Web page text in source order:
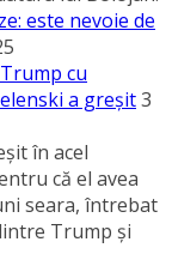
este nevoie de
cu
a greşit3
în acel
că el avea
seara, întrebat
Trump şi